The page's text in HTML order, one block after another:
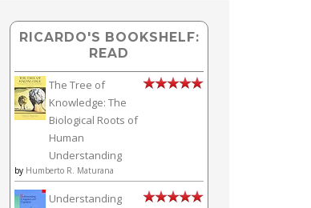
RICARDO'S BOOKSHELF:
READ
The Tree of
Knowledge: The
Biological Roots of
Human
Understanding
by Humberto R. Maturana
Understanding